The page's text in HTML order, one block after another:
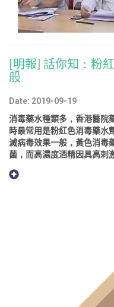
[明報] 話你知：粉
般
Date: 2019-09-19
消毒藥水種類多，香港醫院
時最常用是粉紅色消毒藥水
滅病毒效果一般，黃色消毒
菌，而高濃度酒精因具高刺